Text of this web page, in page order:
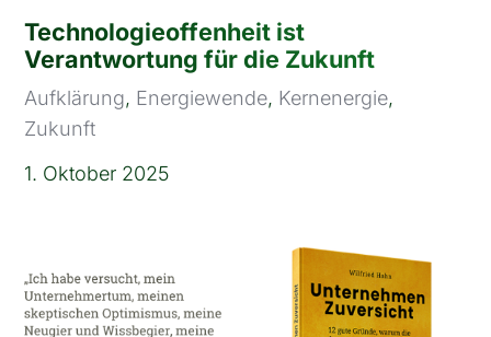
Technologieoffenheit ist
Verantwortung für die Zukunft
Aufklärung, Energiewende, Kernenergie,
Zukunft
1. Oktober 2025